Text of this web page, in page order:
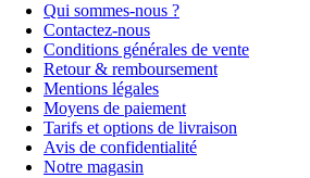
Qui sommes-nous ?
Contactez-nous
Conditions générales de vente
Retour & remboursement
Mentions légales
Moyens de paiement
Tarifs et options de livraison
Avis de confidentialité
Notre magasin